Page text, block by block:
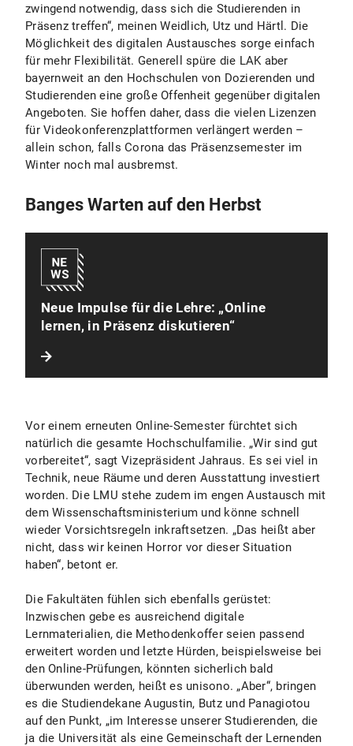
zwingend notwendig, dass sich die Studierenden in
Präsenz treffen“, meinen Weidlich, Utz und Härtl. Die
Möglichkeit des digitalen Austausches sorge einfach
für mehr Flexibilität. Generell spüre die LAK aber
bayernweit an den Hochschulen von Dozierenden und
Studierenden eine große Offenheit gegenüber digitalen
Angeboten. Sie hoffen daher, dass die vielen Lizenzen
für Videokonferenzplattformen verlängert werden –
allein schon, falls Corona das Präsenzsemester im
Winter noch mal ausbremst.
Banges Warten auf den Herbst
Neue Impulse für die Lehre: „Online
lernen, in Präsenz diskutieren“
Vor einem erneuten Online-Semester fürchtet sich
natürlich die gesamte Hochschulfamilie. „Wir sind gut
vorbereitet“, sagt Vizepräsident Jahraus. Es sei viel in
Technik, neue Räume und deren Ausstattung investiert
worden. Die LMU stehe zudem im engen Austausch mit
dem Wissenschaftsministerium und könne schnell
wieder Vorsichtsregeln inkraftsetzen. „Das heißt aber
nicht, dass wir keinen Horror vor dieser Situation
haben“, betont er.
Die Fakultäten fühlen sich ebenfalls gerüstet:
Inzwischen gebe es ausreichend digitale
Lernmaterialien, die Methodenkoffer seien passend
erweitert worden und letzte Hürden, beispielsweise bei
den Online-Prüfungen, könnten sicherlich bald
überwunden werden, heißt es unisono. „Aber“, bringen
es die Studiendekane Augustin, Butz und Panagiotou
auf den Punkt, „im Interesse unserer Studierenden, die
ja die Universität als eine Gemeinschaft der Lernenden